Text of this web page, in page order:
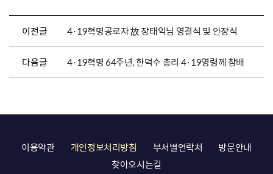
이전글 4·19혁명공로자 故 장태익님 영결식 및 안장식
다음글 4·19혁명 64주년, 한덕수 총리 4·19영령께 참배
이용약관 개인정보처리방침 부서별연락처
방문안내
찾아오시는길